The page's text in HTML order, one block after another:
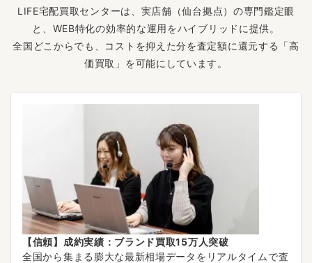
LIFE宅配買取センターは、実店舗（仙台拠点）の専門鑑定眼
と、WEB特化の効率的な運用をハイブリッドに提供。
全国どこからでも、コストを抑えた分を査定額に還元する「高
価買取」を可能にしています。
【信頼】成約実績：ブランド買取15万人突破
全国から集まる膨大な最新相場データをリアルタイムで査